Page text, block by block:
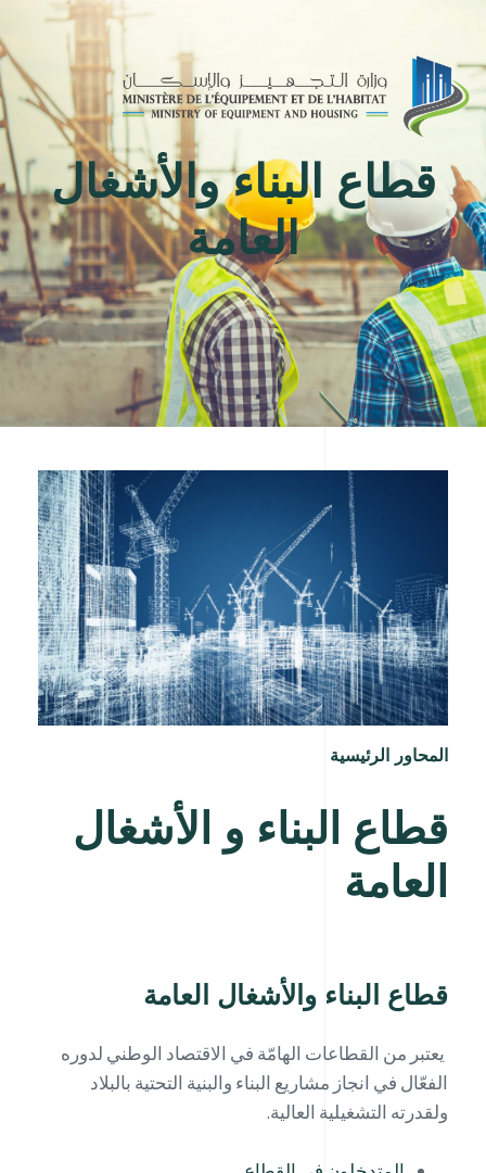
Toggle
navigation
قطاع البناء والأشغال
العامة
المحاور الرئيسية
قطاع البناء و الأشغال
العامة
قطاع البناء والأشغال العامة
يعتبر من القطاعات الهامّة في الاقتصاد الوطني لدوره
الفعّال في انجاز مشاريع البناء والبنية التحتية بالبلاد
ولقدرته التشغيلية العالية.